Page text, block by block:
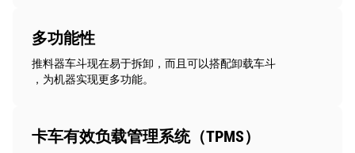
多功能性
推料器车斗现在易于拆卸，而且可以搭配卸载车斗
，为机器实现更多功能。
卡车有效负载管理系统（TPMS）